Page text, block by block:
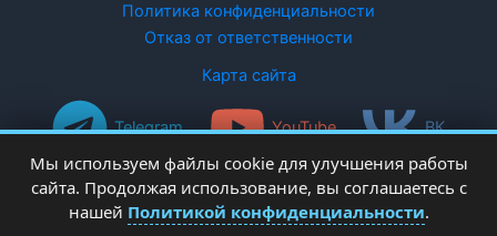
Политика конфиденциальности
Отказ от ответственности
Карта сайта
Telegram YouTube ВК
Мы используем файлы cookie для улучшения работы
сайта. Продолжая использование, вы соглашаетесь с
нашей Политикой конфиденциальности.